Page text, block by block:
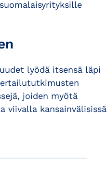
lyödä itsensä läpi
joiden myötä
viivalla kansainvälisissä